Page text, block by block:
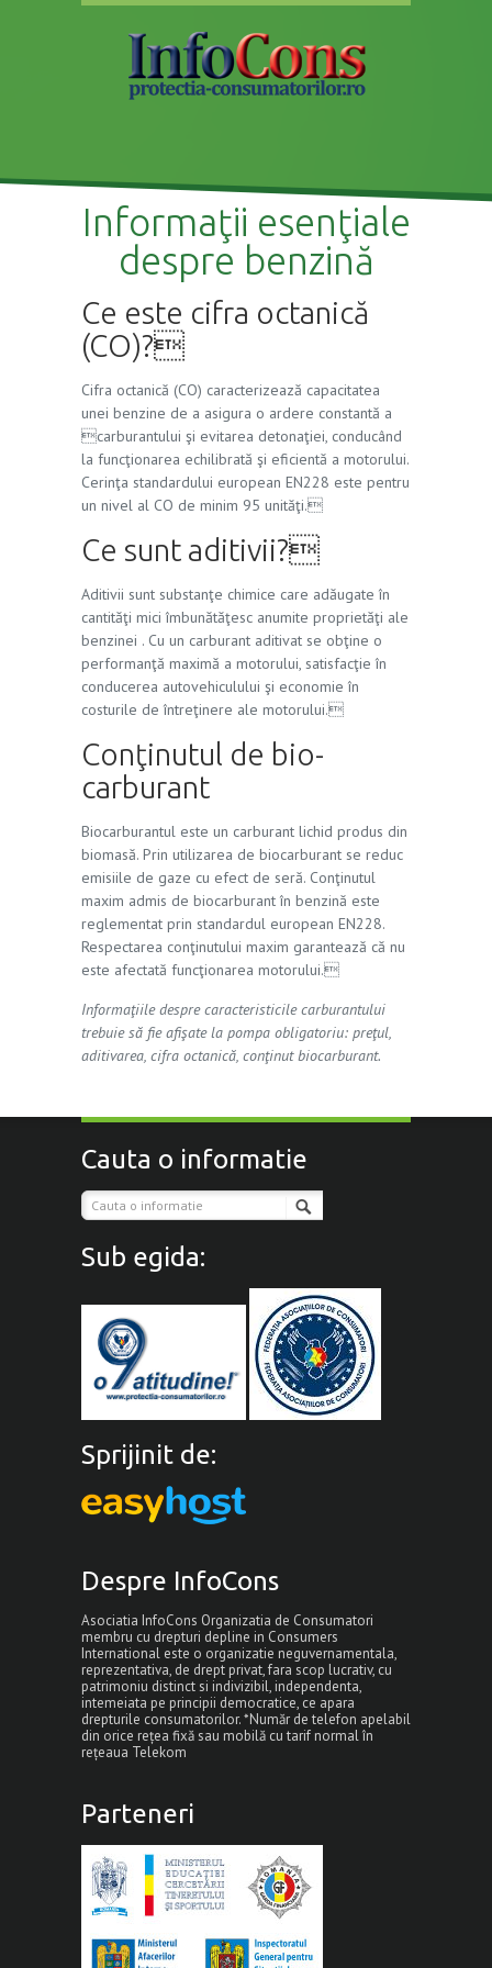
Informaţii esenţiale
despre benzină
Ce este cifra octanică
(CO)?
Cifra octanică (CO) caracterizează capacitatea
unei benzine de a asigura o ardere constantă a
carburantului şi evitarea detonaţiei, conducând
la funcţionarea echilibrată şi eficientă a motorului.
Cerinţa standardului european EN228 este pentru
un nivel al CO de minim 95 unităţi.
Ce sunt aditivii?
Aditivii sunt substanţe chimice care adăugate în
cantităţi mici îmbunătăţesc anumite proprietăţi ale
benzinei . Cu un carburant aditivat se obţine o
performanţă maximă a motorului, satisfacţie în
conducerea autovehiculului şi economie în
costurile de întreţinere ale motorului.
Conţinutul de bio-
carburant
Biocarburantul este un carburant lichid produs din
biomasă. Prin utilizarea de biocarburant se reduc
emisiile de gaze cu efect de seră. Conţinutul
maxim admis de biocarburant în benzină este
reglementat prin standardul european EN228.
Respectarea conţinutului maxim garantează că nu
este afectată funcţionarea motorului.
Informaţiile despre caracteristicile carburantului
trebuie să fie afişate la pompa obligatoriu: preţul,
aditivarea, cifra octanică, conţinut biocarburant.
Cauta o informatie
Sub egida:
Sprijinit de:
Despre InfoCons
Asociatia InfoCons Organizatia de Consumatori
membru cu drepturi depline in Consumers
International este o organizatie neguvernamentala,
reprezentativa, de drept privat, fara scop lucrativ, cu
patrimoniu distinct si indivizibil, independenta,
intemeiata pe principii democratice, ce apara
drepturile consumatorilor. *Număr de telefon apelabil
din orice rețea fixă sau mobilă cu tarif normal în
rețeaua Telekom
Parteneri